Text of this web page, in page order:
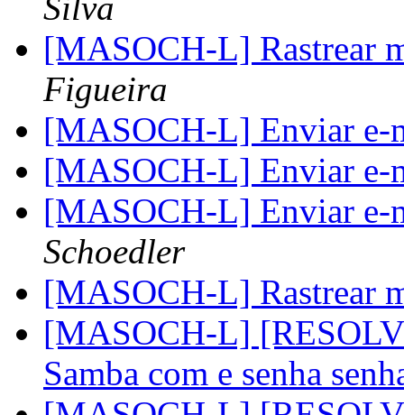
Silva
[MASOCH-L] Rastrear
Figueira
[MASOCH-L] Enviar
[MASOCH-L] Enviar
[MASOCH-L] Enviar
Schoedler
[MASOCH-L] Rastrear
[MASOCH-L]
Samba com e senha